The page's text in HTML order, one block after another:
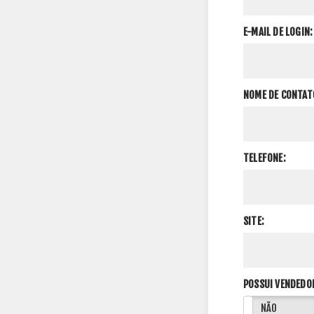
E-MAIL DE LOGIN:
NOME DE
TELEFONE:
SITE:
POSSUI
NÃO